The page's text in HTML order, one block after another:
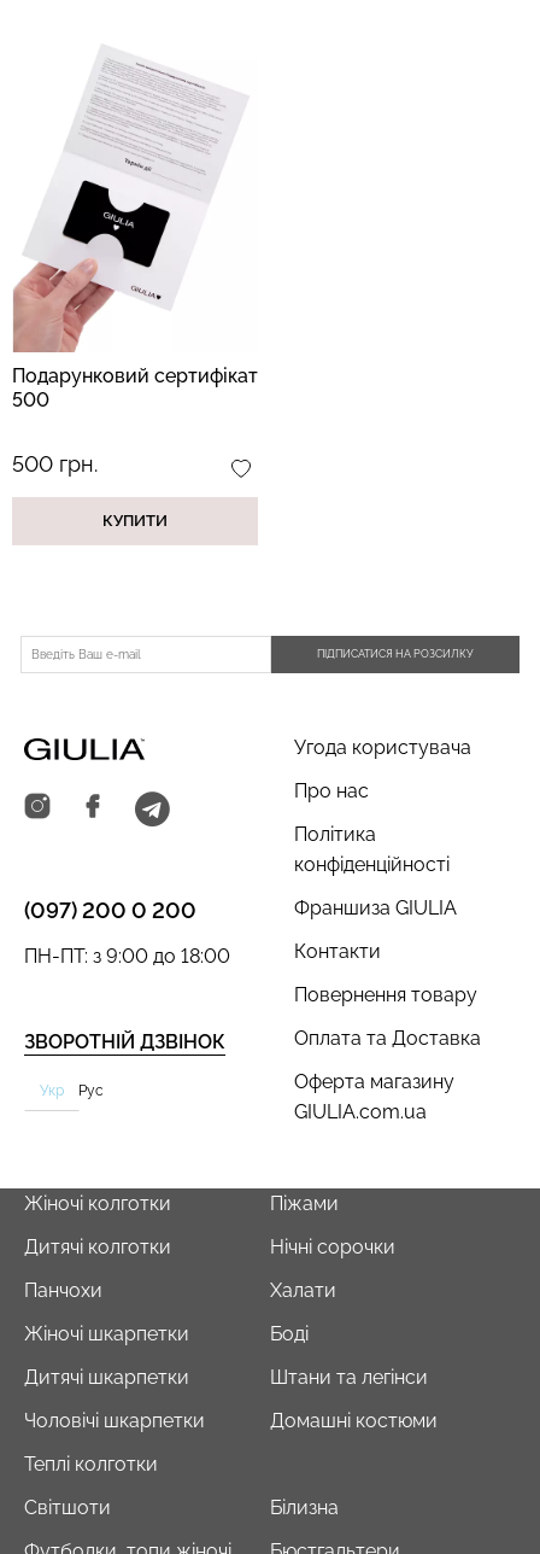
Подарунковий сертифікат
500
500 грн.
КУПИТИ
ПІДПИСАТИСЯ НА РОЗСИЛКУ
Угода користувача
Про нас
Політика
конфіденційності
Франшиза GIULIA
Контакти
Повернення товару
Оплата та Доставка
Оферта магазину
GIULIA.com.ua
(097) 200 0 200
ЗВОРОТНІЙ ДЗВІНОК
ПН-ПТ: з 9:00 до 18:00
Укр Рус
Жіночі колготки
Дитячі колготки
Панчохи
Жіночі шкарпетки
Дитячі шкарпетки
Чоловічі шкарпетки
Теплі колготки
Піжами
Нічні сорочки
Халати
Боді
Штани та легінси
Домашні костюми
Світшоти
Білизна